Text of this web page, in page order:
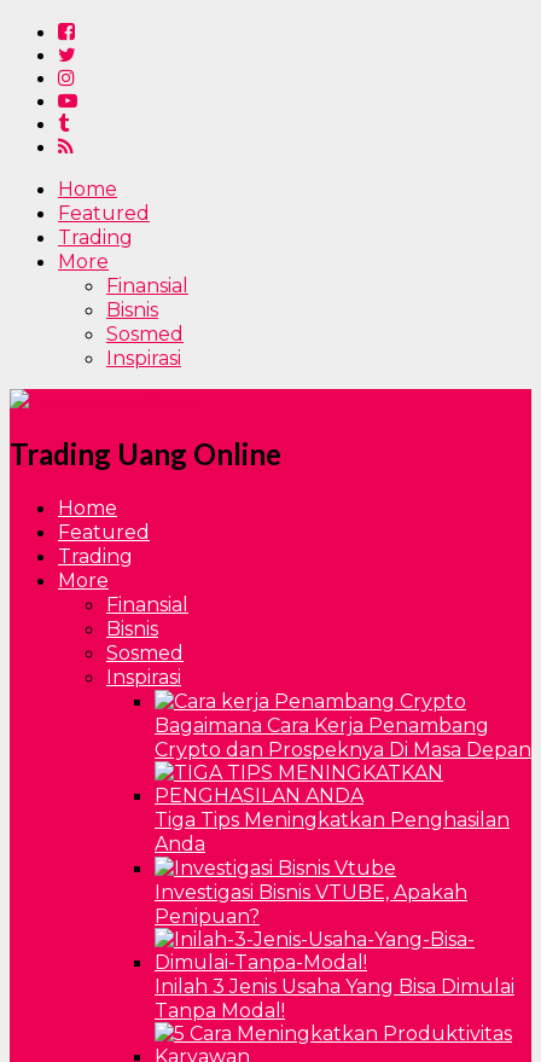
Home
Featured
Trading
More
Finansial
Bisnis
Sosmed
Inspirasi
Trading Uang Online
Home
Featured
Trading
More
Finansial
Bisnis
Sosmed
Inspirasi
Bagaimana Cara Kerja Penambang
Crypto dan Prospeknya Di Masa Depan
Tiga Tips Meningkatkan Penghasilan
Anda
Investigasi Bisnis VTUBE, Apakah
Penipuan?
Inilah 3 Jenis Usaha Yang Bisa Dimulai
Tanpa Modal!